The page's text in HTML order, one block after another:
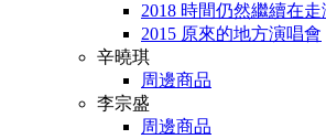
2018 時間仍然繼續在走
2015 原來的地方演唱會
辛曉琪
周邊商品
李宗盛
周邊商品